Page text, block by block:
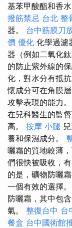
基苯甲酸酯和香
撥筋禁忌 台北 整
器。 台中筋膜刀
價 優化 化學過濾
器（例如二氧化
的防止紫外線的
化，對水分有抵抗
懷成分可在角膜
攻擊表現的能力。
在兒科醫生的監
高。 按摩 小腿
養和保濕成分。
曬霜的質地較薄
們很快被吸收，
的是，礦物防曬
一個有效的選擇。
防曬霜，其中包
氣。 整復台中 台
餐盒 台中國術館